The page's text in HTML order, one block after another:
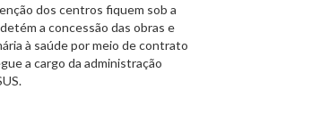
dos centros fiquem sob a
a concessão das obras e
à saúde por meio de contrato
a cargo da administração